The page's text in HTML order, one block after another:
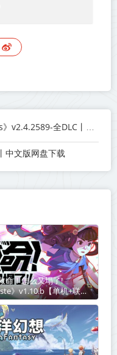
全DLC丨中文版网盘下载
中文版网盘下载
命！怎么又塌了!
》v1.10.b【单机+联
丨中文版网盘下载